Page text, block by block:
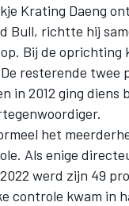
Krating Daeng
Bull, richtte hij
Bij de oprichting
resterende twee
in 2012 ging diens
het
Als enige
werd zijn 49
controle kwam in